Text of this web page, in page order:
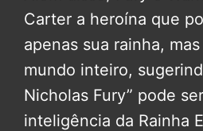
Carter a heroína que
apenas sua rainha,
mundo inteiro,
Nicholas Fury” pode
inteligência da Rainha